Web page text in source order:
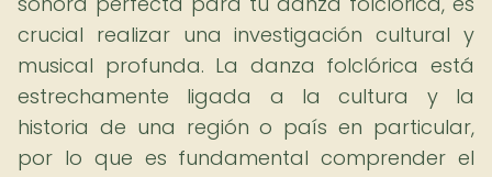
crucial realizar una investigación cultural y
musical profunda. La danza folclórica está
estrechamente ligada a la cultura y la
historia de una región o país en particular,
por lo que es fundamental comprender el